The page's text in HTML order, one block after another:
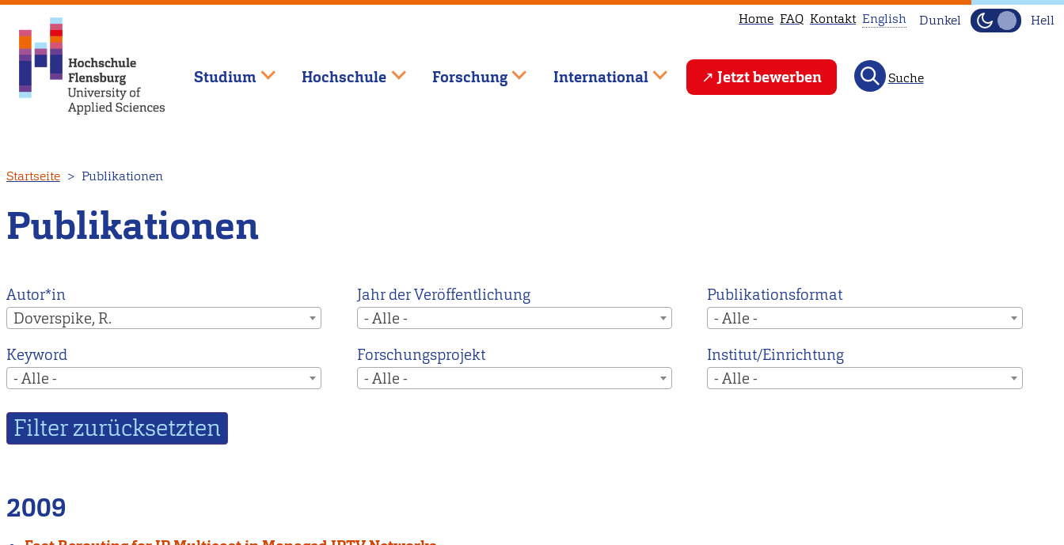
zum
Inhalt
Home FAQ Kontakt
This
page
main
page
English Dunkel Hell
Studium Hochschule Forschung International Jetzt bewerben Suche
Startseite Publikationen
Publikationen
Autor*in
Doverspike, R.
Jahr der Veröffentlichung
- Alle -
Publikationsformat
- Alle -
Keyword
- Alle -
Forschungsprojekt
- Alle -
Institut/Einrichtung
- Alle -
2009